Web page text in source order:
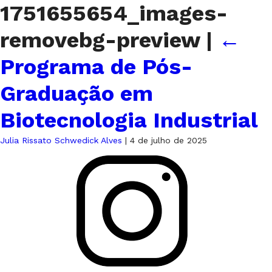
1751655654_images-
removebg-preview | ←
Programa de Pós-
Graduação em
Biotecnologia Industrial
Julia Rissato Schwedick Alves | 4 de julho de 2025